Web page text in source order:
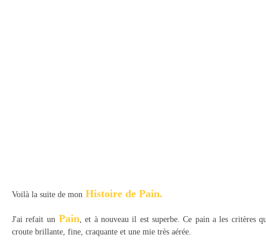
Voilà la suite de mon Histoire de Pain.
J'ai refait unPain, et à nouveau il est superbe. Ce pain a les critères
croute brillante, fine, craquante et une mie très aérée.